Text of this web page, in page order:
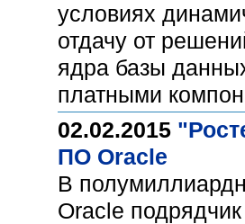
условиях
отдачу от
ядра базы
платными
02.02.2015
ПО Oracle
В
Oracle